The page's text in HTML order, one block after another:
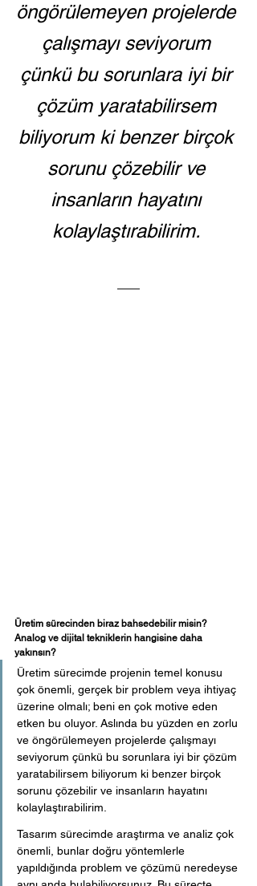
öngörülemeyen projelerde
çalışmayı seviyorum
çünkü bu sorunlara iyi bir
çözüm yaratabilirsem
biliyorum ki benzer birçok
sorunu çözebilir ve
insanların hayatını
kolaylaştırabilirim.
Üretim sürecinden biraz bahsedebilir misin?
Analog ve dijital tekniklerin hangisine daha
yakınsın?
Üretim sürecimde projenin temel konusu
çok önemli, gerçek bir problem veya ihtiyaç
üzerine olmalı; beni en çok motive eden
etken bu oluyor. Aslında bu yüzden en zorlu
ve öngörülemeyen projelerde çalışmayı
seviyorum çünkü bu sorunlara iyi bir çözüm
yaratabilirsem biliyorum ki benzer birçok
sorunu çözebilir ve insanların hayatını
kolaylaştırabilirim.
Tasarım sürecimde araştırma ve analiz çok
önemli, bunlar doğru yöntemlerle
yapıldığında problem ve çözümü neredeyse